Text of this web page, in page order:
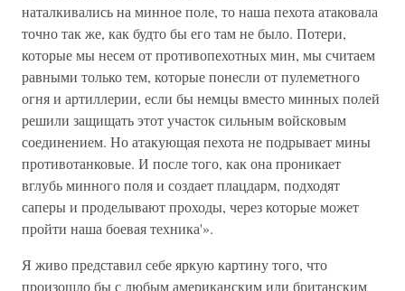
наталкивались на минное поле, то наша пехота атаковала
точно так же, как будто бы его там не было. Потери,
которые мы несем от противопехотных мин, мы считаем
равными только тем, которые понесли от пулеметного
огня и артиллерии, если бы немцы вместо минных полей
решили защищать этот участок сильным войсковым
соединением. Но атакующая пехота не подрывает мины
противотанковые. И после того, как она проникает
вглубь минного поля и создает плацдарм, подходят
саперы и проделывают проходы, через которые может
пройти наша боевая техника'».
Я живо представил себе яркую картину того, что
произошло бы с любым американским или британским